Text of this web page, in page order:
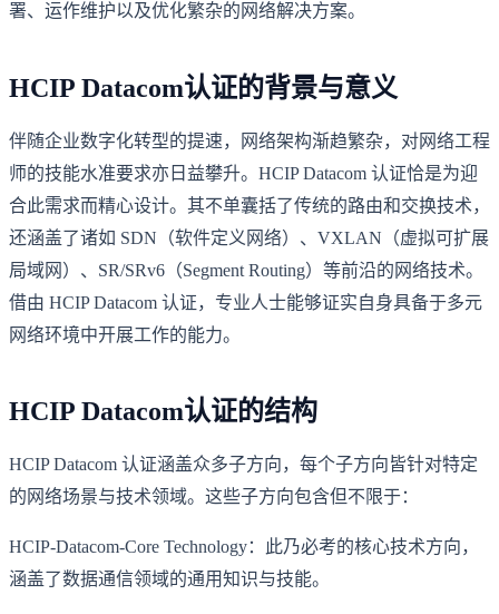
署、运作维护以及优化繁杂的网络解决方案。
HCIP Datacom认证的背景与意义
伴随企业数字化转型的提速，网络架构渐趋繁杂，对网络工程
师的技能水准要求亦日益攀升。HCIP Datacom 认证恰是为迎
合此需求而精心设计。其不单囊括了传统的路由和交换技术，
还涵盖了诸如 SDN（软件定义网络）、VXLAN（虚拟可扩展
局域网）、SR/SRv6（Segment Routing）等前沿的网络技术。
借由 HCIP Datacom 认证，专业人士能够证实自身具备于多元
网络环境中开展工作的能力。
HCIP Datacom认证的结构
HCIP Datacom 认证涵盖众多子方向，每个子方向皆针对特定
的网络场景与技术领域。这些子方向包含但不限于：
HCIP-Datacom-Core Technology：此乃必考的核心技术方向，
涵盖了数据通信领域的通用知识与技能。